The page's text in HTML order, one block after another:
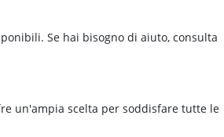
Se hai bisogno di aiuto, consulta
un'ampia scelta per soddisfare tutte le